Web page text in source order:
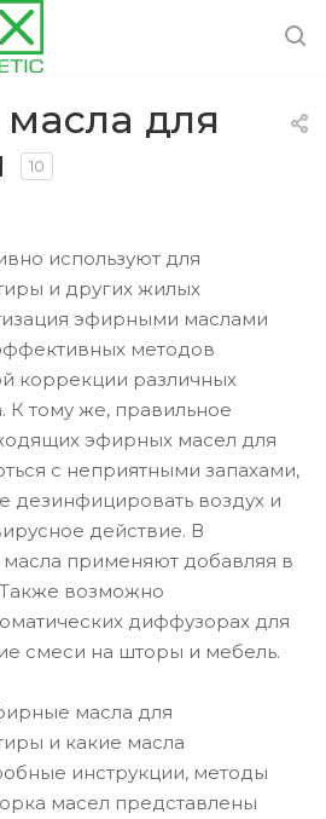
для
10
используют для
и других жилых
эфирными маслами
методов
коррекции различных
К тому же, правильное
эфирных масел для
с неприятными запахами,
дезинфицировать воздух и
действие. В
применяют добавляя в
возможно
диффузорах для
смеси на шторы и мебель.
масла для
и какие масла
инструкции, методы
масел представлены